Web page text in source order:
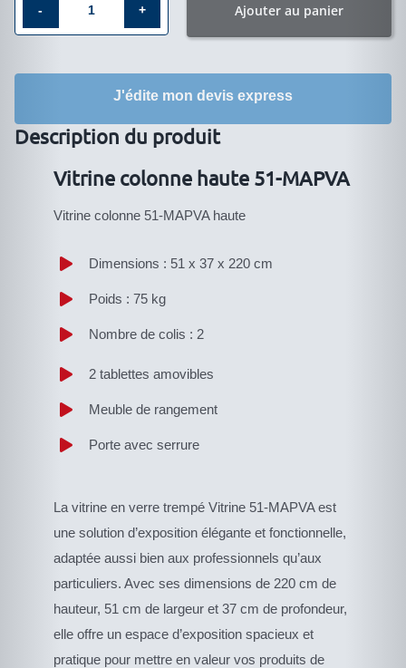
Vitrine
colonne
haute
51-
MAPVA
Ajouter au panier
J'édite mon devis express
Description du produit
Vitrine colonne haute 51-MAPVA
Vitrine colonne 51-MAPVA haute
Dimensions : 51 x 37 x 220 cm
Poids : 75 kg
Nombre de colis : 2
2 tablettes amovibles
Meuble de rangement
Porte avec serrure
La vitrine en verre trempé Vitrine 51-MAPVA est
une solution d’exposition élégante et fonctionnelle,
adaptée aussi bien aux professionnels qu’aux
particuliers. Avec ses dimensions de 220 cm de
hauteur, 51 cm de largeur et 37 cm de profondeur,
elle offre un espace d’exposition spacieux et
pratique pour mettre en valeur vos produits de